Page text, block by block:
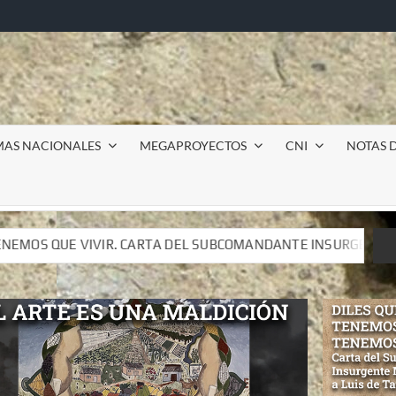
NACIONALES MEGAPROYECTOS CNI NOTAS
INSURGENTE MOISÉS A LUIS DE TAVIRA
INSURGENTE MOISÉS A LUIS DE TAVIRA